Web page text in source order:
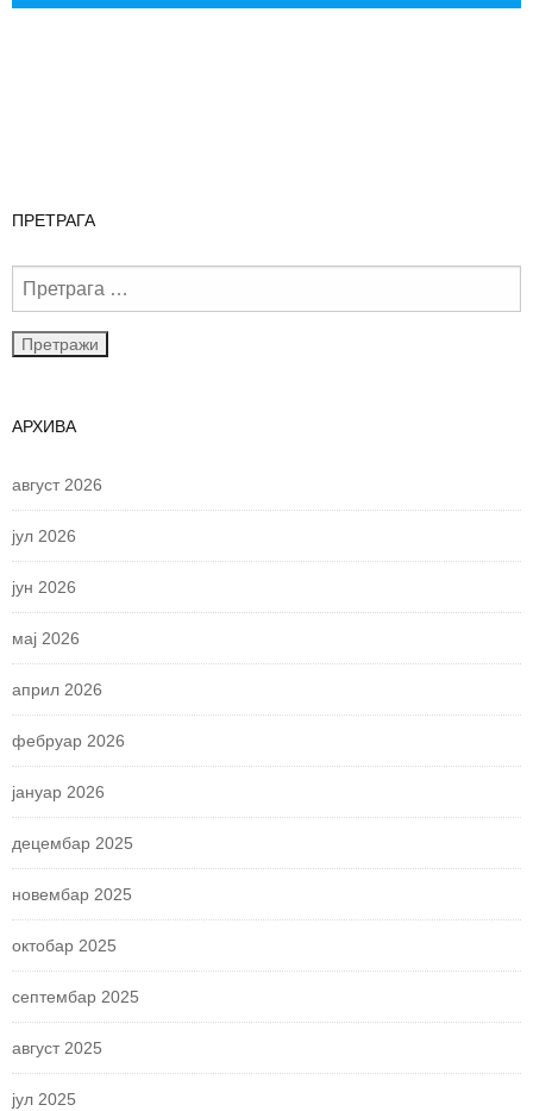
ПРЕТРАГА
АРХИВА
август 2026
јул 2026
јун 2026
мај 2026
април 2026
фебруар 2026
јануар 2026
децембар 2025
новембар 2025
октобар 2025
септембар 2025
август 2025
јул 2025